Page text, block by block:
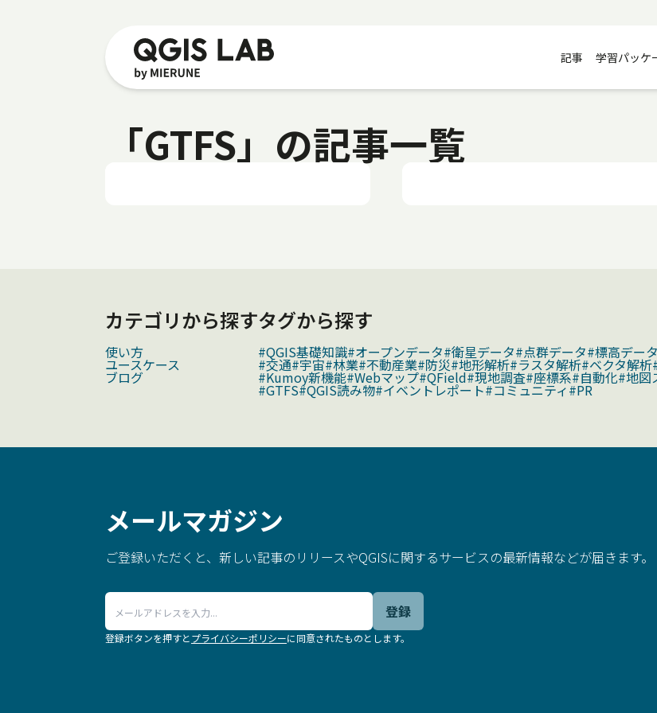
記事 学習パッケ
「GTFS」の記事一覧
カテゴリから探す
使い方
ユースケース
ブログ
タグから探す
#QGIS基礎知識#オープンデータ#衛星データ#点群データ#標高データ
#交通#宇宙#林業#不動産業#防災#地形解析#ラスタ解析#ベクタ解析
#Kumoy新機能#Webマップ#QField#現地調査#座標系#自動化#地図
#GTFS#QGIS読み物#イベントレポート#コミュニティ#PR
メールマガジン
ご登録いただくと、新しい記事のリリースやQGISに関するサービスの最新情報などが届きます。
登録
登録ボタンを押すとプライバシーポリシーに同意されたものとします。